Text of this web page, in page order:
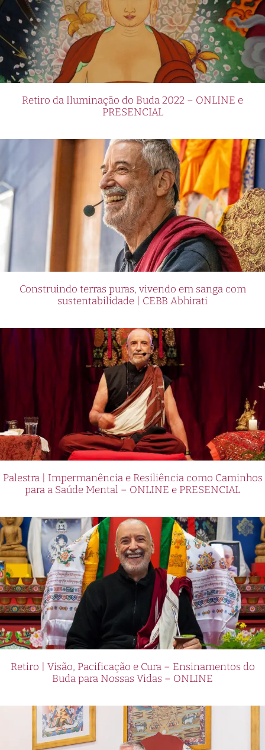
Retiro da Iluminação do Buda 2022 – ONLINE e
PRESENCIAL
Construindo terras puras, vivendo em sanga com
sustentabilidade | CEBB Abhirati
Palestra | Impermanência e Resiliência como Caminhos
para a Saúde Mental – ONLINE e PRESENCIAL
Retiro | Visão, Pacificação e Cura – Ensinamentos do
Buda para Nossas Vidas – ONLINE